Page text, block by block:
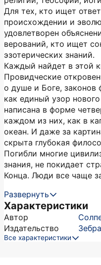
Для тех, кто ищет
происхождении и
удовлетворен
верований, кто ищет
эзотерических знаний.
Каждый найдет в этой
Провидческие
о душе и Боге, законов
как единый узор
написана в форме
каждом из них, как в
океан. И даже за
скрыта глубокая
Погибли многие
знания, не покидает
Конца. Люди все чаще
Развернуть
Характеристики
Автор
Издательство
Все характеристики